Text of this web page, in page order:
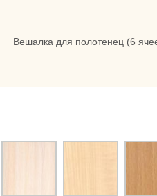
Вешалка для полотенец (6